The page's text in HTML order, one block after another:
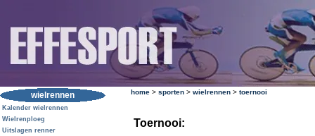
wielrennen
Kalender wielrennen
Wielrenploeg
Uitslagen renner
home > sporten > wielrennen > toernooi
Toernooi: